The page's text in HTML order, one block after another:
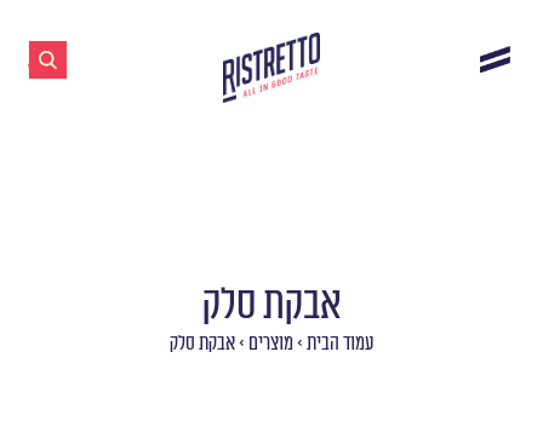
אבקת סלק
עמוד הבית >מוצרים >אבקת סלק